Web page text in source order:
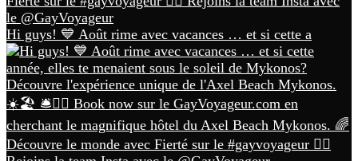
Hi guys! 💙 Août rime avec vacances … et si cette a